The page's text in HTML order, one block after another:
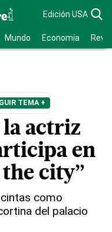
Edición USA
Mundo Economía
TEMA +
actriz
en
the city”
como
del palacio